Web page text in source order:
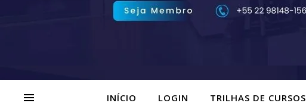
INÍCIO LOGIN TRILHAS DE CURSOS